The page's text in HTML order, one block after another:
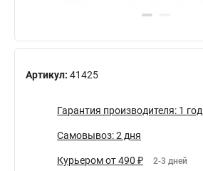
Артикул: 41425
Гарантия производителя: 1 год
Самовывоз: 2 дня
Курьером от 490 ₽ 2-3 дней